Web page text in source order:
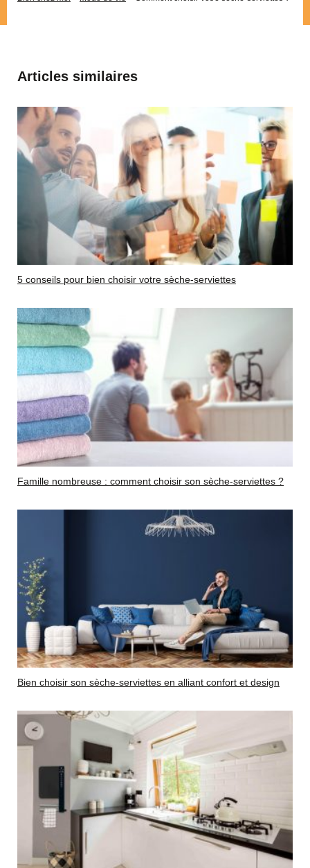
Articles similaires
5 conseils pour bien choisir votre sèche-serviettes
Famille nombreuse : comment choisir son sèche-serviettes ?
Bien choisir son sèche-serviettes en alliant confort et design